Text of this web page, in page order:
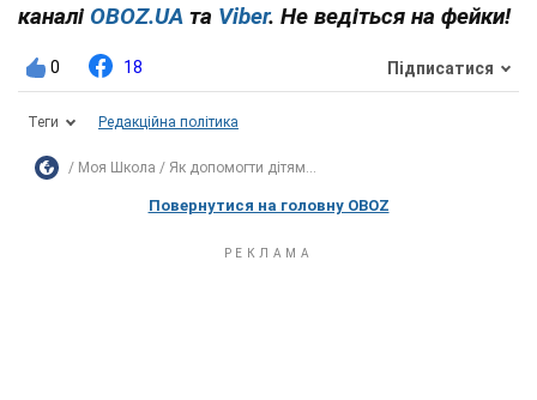
каналі OBOZ.UA та Viber. Не ведіться на фейки!
0 18 Підписатися
Теги Редакційна політика
Моя Школа Як допомогти дітям...
Повернутися на головну OBOZ